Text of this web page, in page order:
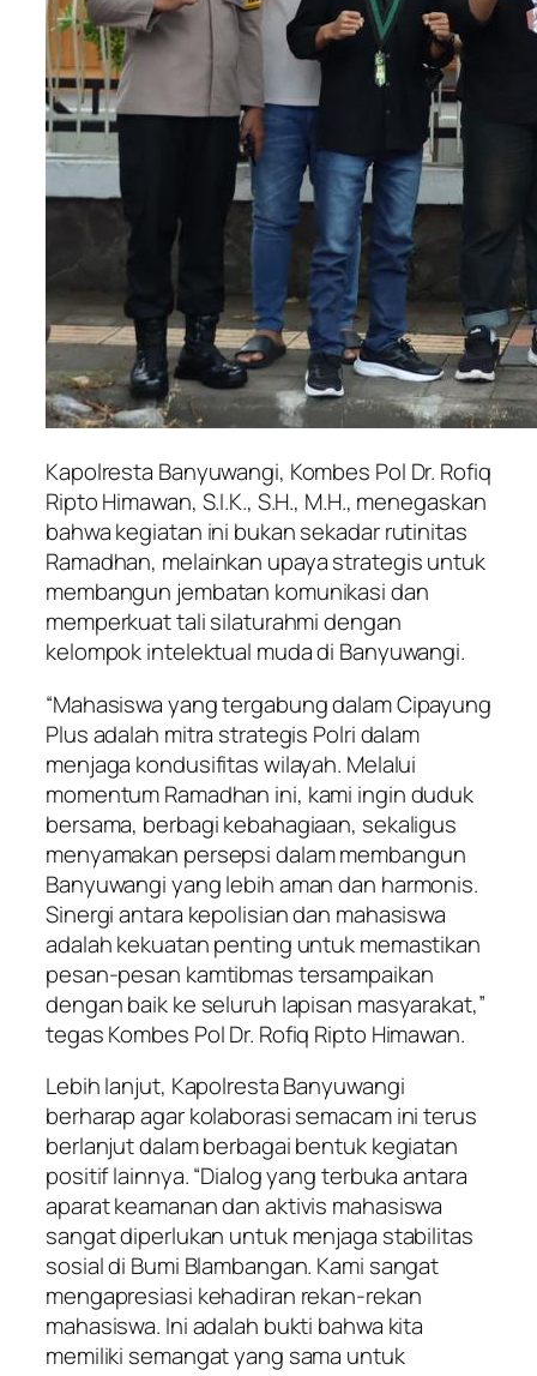
Kapolresta Banyuwangi, Kombes Pol Dr. Rofiq
Ripto Himawan, S.I.K., S.H., M.H., menegaskan
bahwa kegiatan ini bukan sekadar rutinitas
Ramadhan, melainkan upaya strategis untuk
membangun jembatan komunikasi dan
memperkuat tali silaturahmi dengan
kelompok intelektual muda di Banyuwangi.
“Mahasiswa yang tergabung dalam Cipayung
Plus adalah mitra strategis Polri dalam
menjaga kondusifitas wilayah. Melalui
momentum Ramadhan ini, kami ingin duduk
bersama, berbagi kebahagiaan, sekaligus
menyamakan persepsi dalam membangun
Banyuwangi yang lebih aman dan harmonis.
Sinergi antara kepolisian dan mahasiswa
adalah kekuatan penting untuk memastikan
pesan-pesan kamtibmas tersampaikan
dengan baik ke seluruh lapisan masyarakat,”
tegas Kombes Pol Dr. Rofiq Ripto Himawan.
Lebih lanjut, Kapolresta Banyuwangi
berharap agar kolaborasi semacam ini terus
berlanjut dalam berbagai bentuk kegiatan
positif lainnya. “Dialog yang terbuka antara
aparat keamanan dan aktivis mahasiswa
sangat diperlukan untuk menjaga stabilitas
sosial di Bumi Blambangan. Kami sangat
mengapresiasi kehadiran rekan-rekan
mahasiswa. Ini adalah bukti bahwa kita
memiliki semangat yang sama untuk